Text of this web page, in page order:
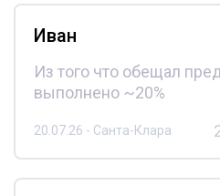
Иван
Из того что обещал
выполнено ~20%
20.07.26 - Санта-Клара